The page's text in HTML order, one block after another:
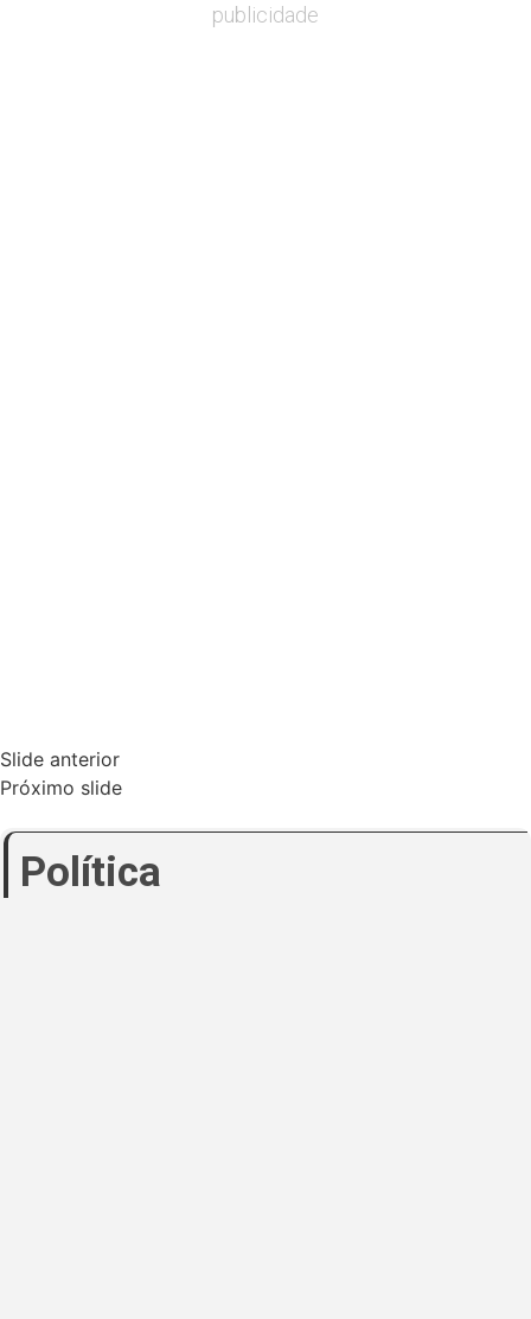
publicidade
Slide anterior
Próximo slide
Política